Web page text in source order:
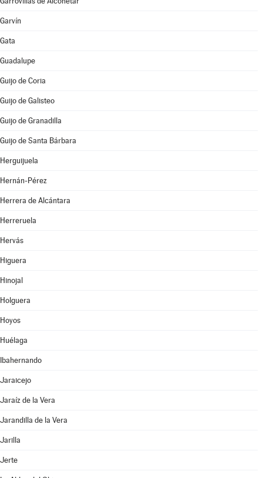
Garvín
Gata
Guadalupe
Guijo de Coria
Guijo de Galisteo
Guijo de Granadilla
Guijo de Santa Bárbara
Herguijuela
Hernán-Pérez
Herrera de Alcántara
Herreruela
Hervás
Higuera
Hinojal
Holguera
Hoyos
Huélaga
Ibahernando
Jaraicejo
Jaraíz de la Vera
Jarandilla de la Vera
Jarilla
Jerte